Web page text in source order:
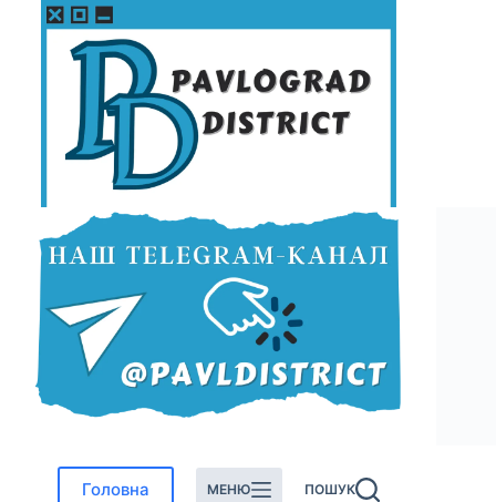
Перейти
Головна МЕНЮ ПОШУК